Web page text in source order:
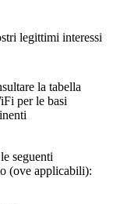
legittimi interessi
la tabella
per le basi
seguenti
(ove applicabili):